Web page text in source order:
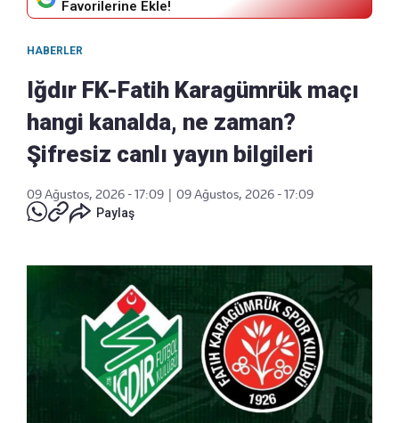
Favorilerine Ekle!
HABERLER
Iğdır FK-Fatih Karagümrük maçı
hangi kanalda, ne zaman?
Şifresiz canlı yayın bilgileri
09 Ağustos, 2026 - 17:09
09 Ağustos, 2026 - 17:09
Paylaş